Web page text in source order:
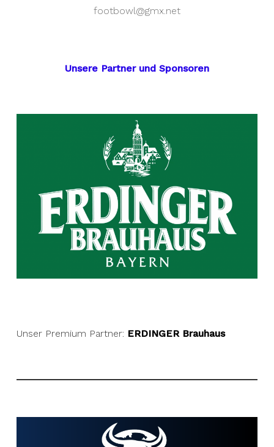
footbowl@gmx.net
Unsere Partner und Sponsoren
Unser Premium Partner: ERDINGER Brauhaus